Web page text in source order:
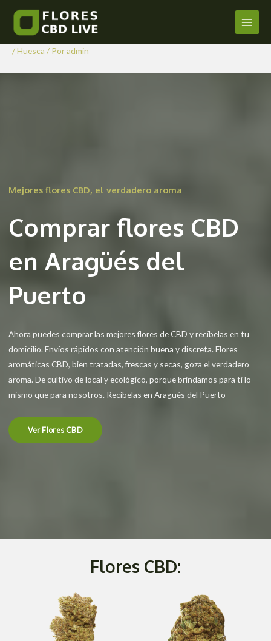
contenido
Main
Comprar Flores CBD en
Aragüés del Puerto
/Huesca / Poradmin
Mejores flores CBD, el verdadero aroma
Comprar flores CBD
en Aragüés del
Puerto
Ahora puedes comprar las mejores flores de CBD y recíbelas en tu
domicilio. Envíos rápidos con atención buena y discreta. Flores
aromáticas CBD, bien tratadas, frescas y secas, goza el verdadero
aroma. De cultivo de local y ecológico, porque brindamos para ti lo
mismo que para nosotros. Recíbelas en Aragüés del Puerto
Ver Flores CBD
Flores CBD: